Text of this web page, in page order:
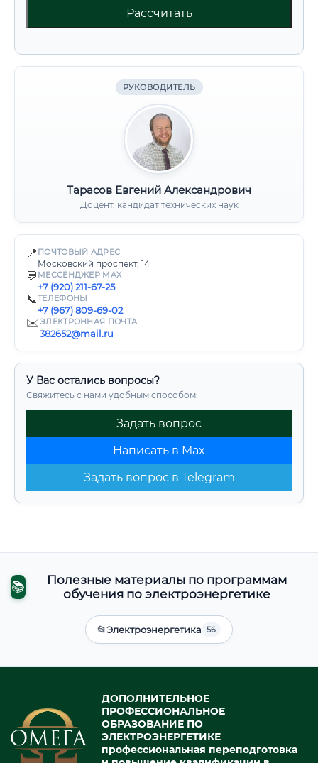
Рассчитать
РУКОВОДИТЕЛЬ
Тарасов Евгений Александрович
Доцент, кандидат технических наук
📍 ПОЧТОВЫЙ АДРЕС
Московский проспект, 14
💬 МЕССЕНДЖЕР MAX
+7 (920) 211-67-25
📞ТЕЛЕФОНЫ
+7 (967) 809-69-02
✉️ЭЛЕКТРОННАЯ ПОЧТА
382652@mail.ru
У Вас остались вопросы?
Свяжитесь с нами удобным способом:
Задать вопрос
Написать в Max
Задать вопрос в Telegram
📚
Полезные материалы по программам
обучения по электроэнергетике
📂Электроэнергетика 56
ДОПОЛНИТЕЛЬНОЕ
ПРОФЕССИОНАЛЬНОЕ
ОБРАЗОВАНИЕ ПО
ЭЛЕКТРОЭНЕРГЕТИКЕ
профессиональная переподготовка